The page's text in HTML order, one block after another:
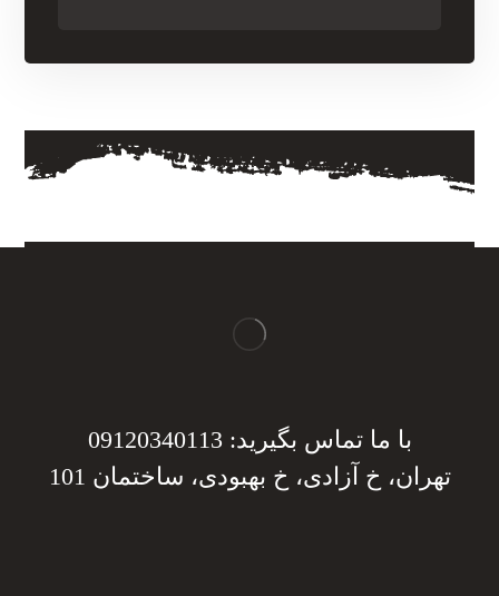
با ما تماس بگیرید: 09120340113
تهران، خ آزادی، خ بهبودی، ساختمان 101